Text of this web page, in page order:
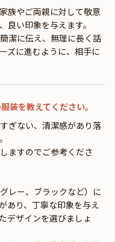
族やご両親に対して敬意
良い印象を与えます。
潔に伝え、無理に長く話
ズに進むように、相手に
装を教えてください。
ぎない、清潔感があり落
ますのでご参考くださ
レー、ブラックなど）に
あり、丁寧な印象を与え
デザインを選びましょ